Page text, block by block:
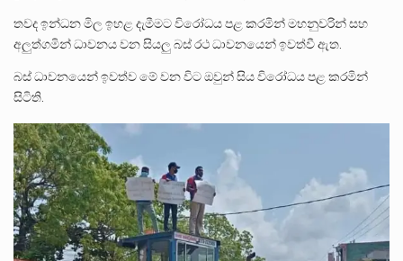
තවද ඉන්ධන මිල ඉහළ දැමීමට විරෝධය පළ කරමින් මහනුවරින් සහ
අලුත්ගමින් ධාවනය වන සියලු බස් රථ ධාවනයෙන් ඉවත්වී ඇත.
බස් ධාවනයෙන් ඉවත්ව මේ වන විට ඔවුන් සිය විරෝධය පළ කරමින්
සිටිති.